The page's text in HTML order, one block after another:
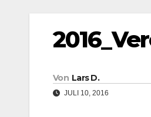
Von Lars D.
JULI 10, 2016